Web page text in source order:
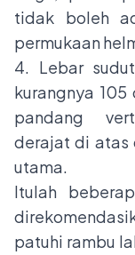
tidak boleh
permukaan
4. Lebar
kurangnya
pandang
derajat di atas
utama.
Itulah
patuhi rambu